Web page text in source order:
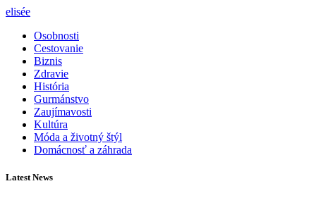
elisée
Osobnosti
Cestovanie
Biznis
Zdravie
História
Gurmánstvo
Zaujímavosti
Kultúra
Móda a životný štýl
Domácnosť a záhrada
Latest News